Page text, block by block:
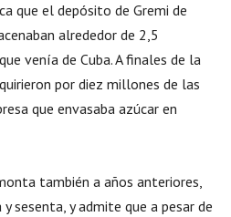
que el depósito de Gremi de
alrededor de 2,5
venía de Cuba. A finales de la
por diez millones de las
que envasaba azúcar en
también a años anteriores,
sesenta, y admite que a pesar de